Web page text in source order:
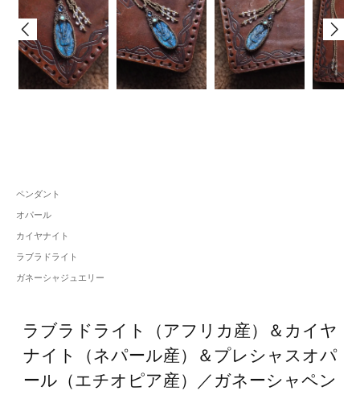
ペンダント
オパール
カイヤナイト
ラブラドライト
ガネーシャジュエリー
ラブラドライト（アフリカ産）＆カイヤ
ナイト（ネパール産）＆プレシャスオパ
ール（エチオピア産）／ガネーシャペン